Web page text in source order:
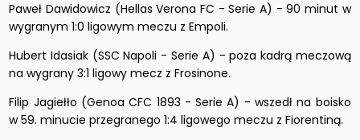
Paweł Dawidowicz (Hellas Verona FC - Serie A) - 90 minut w
wygranym 1:0 ligowym meczu z Empoli.
Hubert Idasiak (SSC Napoli - Serie A) - poza kadrą meczową
na wygrany 3:1 ligowy mecz z Frosinone.
Filip Jagiełło (Genoa CFC 1893 - Serie A) - wszedł na boisko
w 59. minucie przegranego 1:4 ligowego meczu z Fiorentiną.